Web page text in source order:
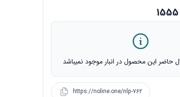
حاضر این محصول در انبار موجود نمیباشد
https://noline.one/nlp-762